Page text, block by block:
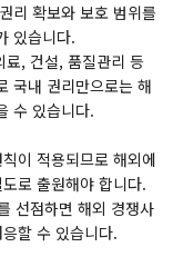
리 확보와 보호 범위를
있습니다.
료, 건설, 품질관리 등
국내 권리만으로는 해
수 있습니다.
이 적용되므로 해외에
로 출원해야 합니다.
선점하면 해외 경쟁사
할 수 있습니다.